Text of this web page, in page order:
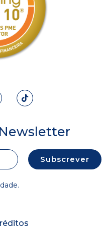
.
Subscrever